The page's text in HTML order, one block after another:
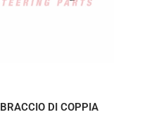
BRACCIO DI COPPIA